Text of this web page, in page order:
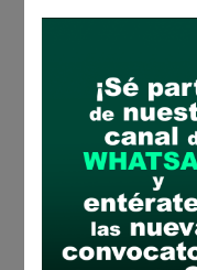
Descarga y
Antes de
requisitos
Prepara tu
la fechas y
bases
Revisar el
se publicará